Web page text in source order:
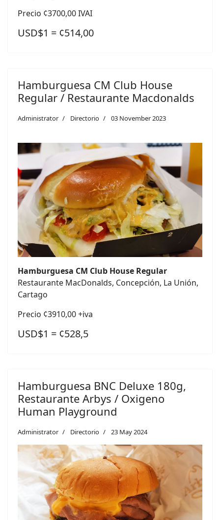
Precio ¢3700,00 IVAI
USD$1 = ¢514,00
Hamburguesa CM Club House
Regular / Restaurante Macdonalds
Administrator Directorio 03 November 2023
Hamburguesa CM Club House Regular
Restaurante MacDonalds, Concepción, La Unión,
Cartago
Precio ¢3910,00 +iva
USD$1 = ¢528,5
Hamburguesa BNC Deluxe 180g,
Restaurante Arbys / Oxigeno
Human Playground
Administrator Directorio 23 May 2024